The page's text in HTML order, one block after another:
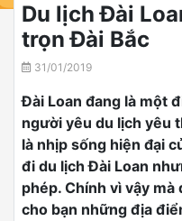
Du lịch Đài
trọn Đài Bắc
31/01/2019
Đài Loan đang là một
người yêu du lịch yêu
là nhịp sống hiện đại
đi du lịch Đài Loan
phép. Chính vì vậy
cho bạn những địa